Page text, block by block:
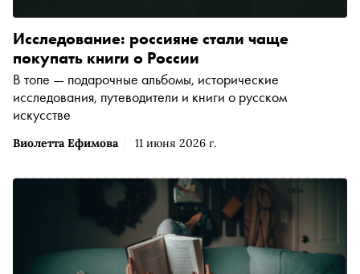
Виолетта Ефимова 11 июня 2026 г.
Исследование: россияне стали чаще
покупать книги о России
В топе — подарочные альбомы, исторические
исследования, путеводители и книги о русском
искусстве